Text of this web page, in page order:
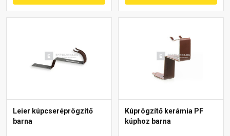
Leier kúpcseréprögzítő
barna
Kúprögzítő kerámia PF
kúphoz barna